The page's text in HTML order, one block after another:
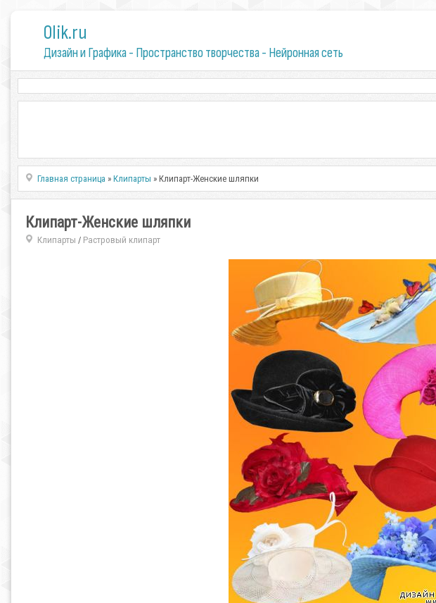
0lik.ru
Дизайн и Графика - Пространство творчества - Нейронная сеть
Главная страница »Клипарты » Клипарт-Женские шляпки
Клипарт-Женские шляпки
Клипарты / Растровый клипарт